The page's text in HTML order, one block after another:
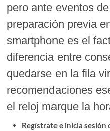
pero ante eventos
preparación previa
smartphone es el
diferencia entre
quedarse en la fila
recomendaciones
el reloj marque la
Regístrate e inicia sesión